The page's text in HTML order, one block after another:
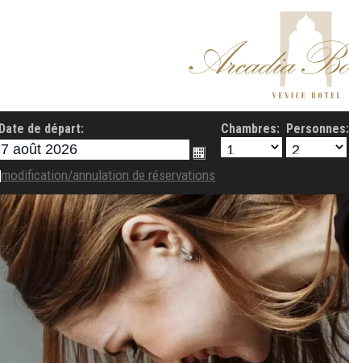
Date de départ: Chambres: Personnes:
modification/annulation de réservations